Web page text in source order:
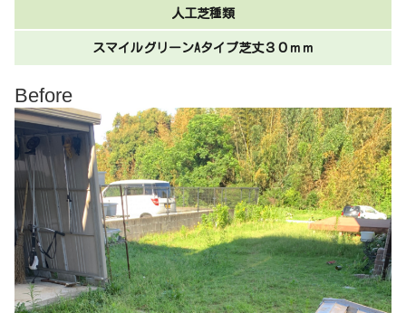
人工芝種類
スマイルグリーンAタイプ芝丈３０ｍｍ
Before